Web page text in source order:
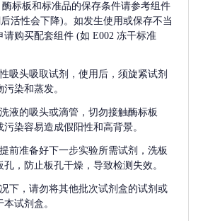
标板和标准品的保存条件请参考组件
活性会下降)。如发生使用或保存不当
请购买配套组件 (如 E002 冻干标准
吸头吸取试剂，使用后，须旋紧试剂
染和蒸发。
液的吸头或滴管，切勿接触酶标板
染容易造成假阳性和高背景。
前准备好下一步实验所需试剂，洗板
，防止板孔干燥，导致检测失效。
下，请勿将其他批次试剂盒的试剂或
试剂盒。